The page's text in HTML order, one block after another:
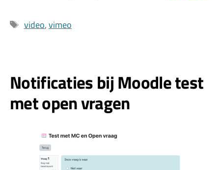
Tags
video,vimeo
Notificaties bij Moodle test
met open vragen